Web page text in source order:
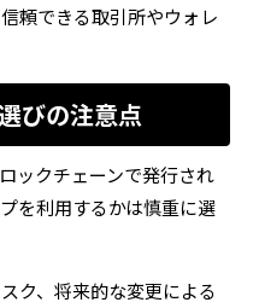
頼できる取引所やウォレ
びの注意点
ックチェーンで発行され
を利用するかは慎重に選
ク、将来的な変更による